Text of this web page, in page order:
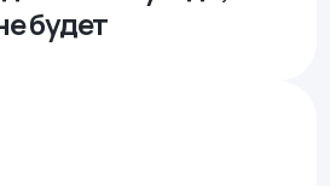
будет